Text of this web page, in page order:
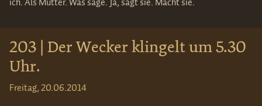
203 | Der Wecker klingelt um 5.30
Uhr.
Freitag, 20.06.2014